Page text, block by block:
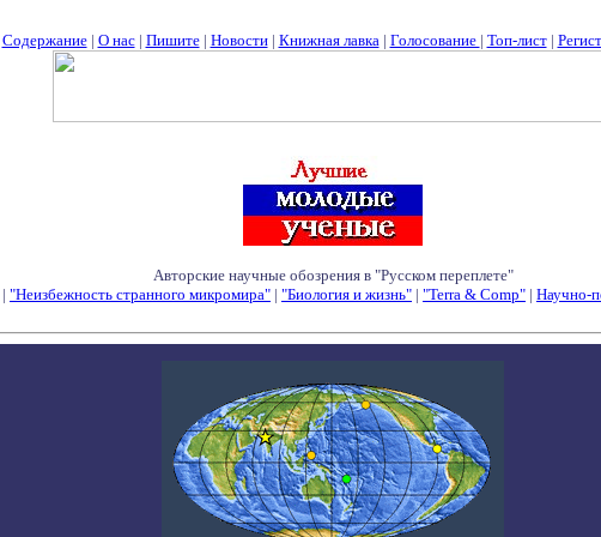
Содержание| О нас| Пишите| Новости| Книжная лавка| Голосование | Топ-лист|
Авторские научные обозрения в "Русском переплете"
| "Неизбежность странного микромира" | "Биология и жизнь" | "Terra & Comp" | Научно-